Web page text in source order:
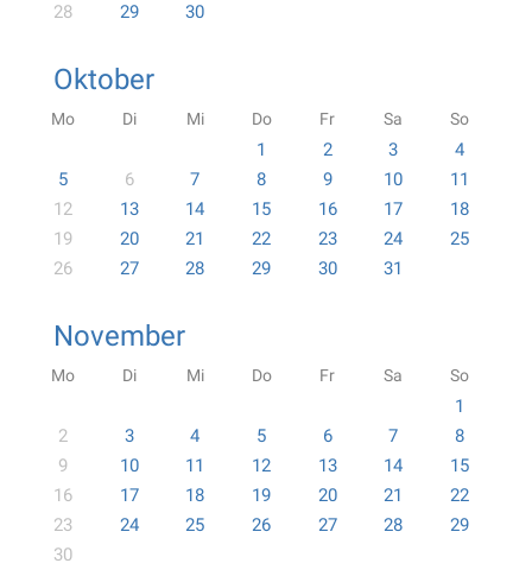
28
29 30
Oktober
Mo Di Mi Do Fr Sa So
1 2 3
4
5
6 7 8 9 10
11
12
13 14 15 16 17
18
19
20 21 22 23 24
25
26
27 28 29 30 31
November
Mo Di Mi Do Fr Sa So
1
2
3 4 5 6 7
8
9
10 11 12 13 14
15
16
17 18 19 20 21
22
23
24 25 26 27 28
29
30